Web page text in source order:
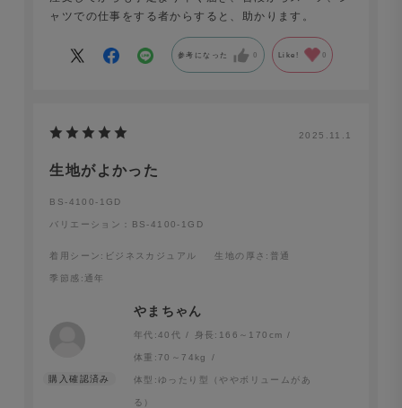
ャツでの仕事をする者からすると、助かります。
参考になった 0 Like! 0
2025.11.1
生地がよかった
BS-4100-1GD
バリエーション：BS-4100-1GD
着用シーン :ビジネスカジュアル 生地の厚さ :普通
季節感 :通年
やまちゃん
年代:40代 身長: 166～170cm
体重: 70～74kg
体型: ゆったり型（ややボリュームがあ
る）